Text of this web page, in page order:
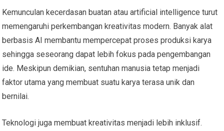
Kemunculan kecerdasan buatan atau artificial intelligence turut
memengaruhi perkembangan kreativitas modern. Banyak alat
berbasis AI membantu mempercepat proses produksi karya
sehingga seseorang dapat lebih fokus pada pengembangan
ide. Meskipun demikian, sentuhan manusia tetap menjadi
faktor utama yang membuat suatu karya terasa unik dan
bernilai.
Teknologi juga membuat kreativitas menjadi lebih inklusif.